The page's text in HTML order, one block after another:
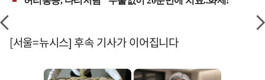
[서울=뉴시스] 후속 기사가 이어집니다